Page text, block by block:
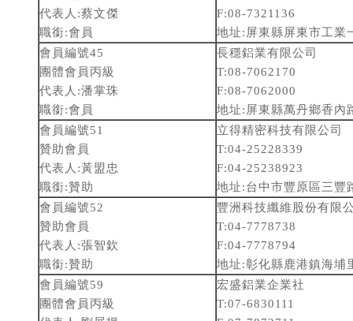
代表人:蔡文傑
職銜:會員
F:08-7321136
地址:屏東縣屏東市工業
會員編號45
團體會員丙級
代表人:潘掌珠
職銜:會員
長穩鋁業有限公司
T:08-7062170
F:08-7062000
地址:屏東縣萬丹鄉香內
會員編號51
贊助會員
代表人:黃盟忠
職銜:贊助
立得精密科技有限公司
T:04-25228339
F:04-25238923
地址:台中市豐原區三豐
會員編號52
贊助會員
代表人:張智欽
職銜:贊助
豐洲科技纖維股份有限
T:04-7778738
F:04-7778794
地址:彰化縣鹿港鎮海埔
會員編號59
團體會員丙級
宏盛鋁業企業社
T:07-6830111